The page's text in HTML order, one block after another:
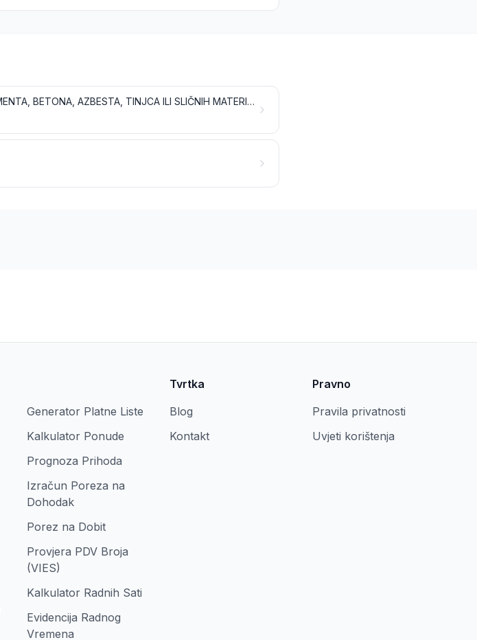
PROIZVODI OD KAMENA, SADRE, CEMENTA, BETONA, AZBESTA, TINJCA ILI SLIČNIH MATERIJALA
Generator Platne Liste
Kalkulator Ponude
Prognoza Prihoda
Izračun Poreza na
Dohodak
Porez na Dobit
Provjera PDV Broja
(VIES)
Kalkulator Radnih Sati
Evidencija Radnog
Vremena
Tvrtka
Blog
Kontakt
Pravno
Pravila privatnosti
Uvjeti korištenja